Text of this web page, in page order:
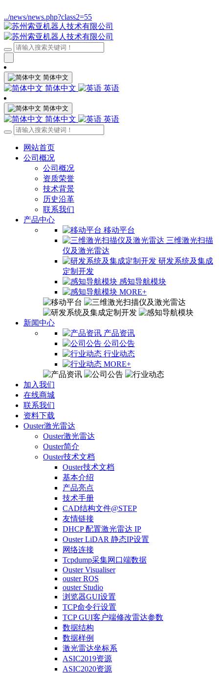
../news/news.php?class2=55
简体中文
简体中文 英语
简体中文
简体中文 英语
网站首页
公司概况
公司概况
资质荣誉
技术背景
历史沿革
联系我们
产品中心
移动平台
三维激光扫描
仪及激光雷达
研发系统及集成
定制开发
感知导航模块
MORE+
新闻中心
产品资讯
公司公告
行业动态
MORE+
加入我们
在线商城
联系我们
资料下载
Ouster激光雷达
Ouster激光雷达
Ouster简介
Ouster技术文档
Ouster技术文档
基本介绍
产品亮点
技术手册
CAD结构文件@STEP
友情链接
DHCP 配置激光雷达 IP
Ouster LiDAR 静态IP设置
网络连接
Tcpdump采集网口端数据
Ouster Visualiser
ouster ROS
ouster Studio
浏览器GUI设置
TCP命令行设置
TCP GUI客户端修改雷达参数
数据结构
数据样例
激光雷达坐标系
ASIC2019资源
ASIC2020资源